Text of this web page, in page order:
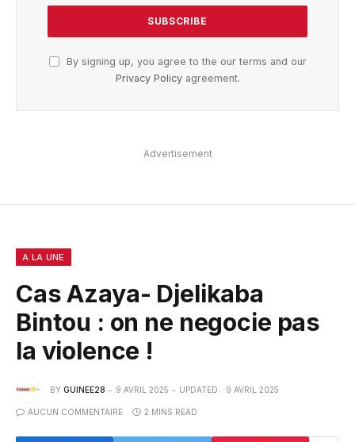
By signing up, you agree to the our terms and our
Privacy Policyagreement.
Advertisement
A LA UNE
Cas Azaya- Djelikaba
Bintou : on ne negocie pas
la violence !
BY GUINEE28 9 AVRIL 2025 UPDATED: 9 AVRIL 2025
AUCUN COMMENTAIRE 2 MINS READ